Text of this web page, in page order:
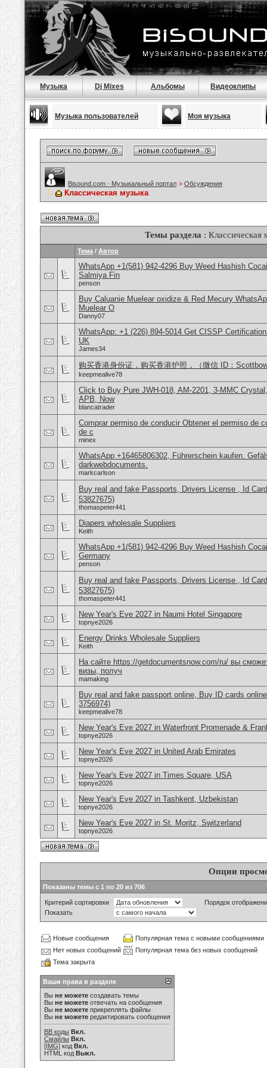
Музыка Dj Mixes Альбомы Видеоклипы
Музыка пользователей Моя музыка
Bisound.com - Музыкальный портал > Обсуждения
Классическая музыка
Темы раздела : Классическая
Тема / Автор
WhatsApp +1(581) 942-4296 Buy Weed Hashish
Salmiya Fin
penson
Buy Caluanie Muelear oxidize & Red Mecury
Muelear O
Danny07
WhatsApp: +1 (226) 894-5014​ Get CISSP
UK
James34
购买香港身份证，购买香港护照，（微信 ID：
keepmealive78
Click to Buy Pure JWH-018, AM-2201, 3-MMC
APB, Now
blancatrader
Comprar permiso de conducir Obtener el permiso de
de c
minex
WhatsApp +16465806302, Führerschein kaufen.
darkwebdocuments.
markcarlson
Buy real and fake Passports, Drivers License , Id
53827675)
thomaspeter441
Diapers wholesale Suppliers
Keith
WhatsApp +1(581) 942-4296 Buy Weed Hashish
Germany
penson
Buy real and fake Passports, Drivers License , Id
53827675)
thomaspeter441
New Year's Eve 2027 in Naumi Hotel Singapore
topnye2026
Energy Drinks Wholesale Suppliers
Keith
На сайте https://getdocumentsnow.com/ru/ вы
визы, получ
mamaking
Buy real and fake passport online, Buy ID cards
3756974)
keepmealive78
New Year's Eve 2027 in Waterfront Promenade &
topnye2026
New Year's Eve 2027 in United Arab Emirates
topnye2026
New Year's Eve 2027 in Times Square, USA
topnye2026
New Year's Eve 2027 in Tashkent, Uzbekistan
topnye2026
New Year's Eve 2027 in St. Moritz, Switzerland
topnye2026
Опции
Показаны темы с 1 по 20 из 706
Критерий сортировки
Порядок
Показать
Новые сообщения
Популярная тема с новыми сообщениями
Нет новых сообщений
Популярная тема без новых сообщений
Тема закрыта
Ваши права в разделе
Вы не можете создавать темы
Вы не можете отвечать на сообщения
Вы не можете прикреплять файлы
Вы не можете редактировать сообщения
BB коды Вкл.
Смайлы Вкл.
[IMG] код Вкл.
HTML код Выкл.